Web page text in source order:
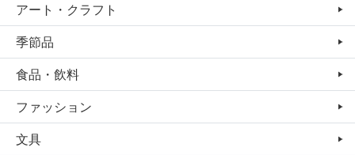
アート・クラフト
季節品
食品・飲料
ファッション
文具